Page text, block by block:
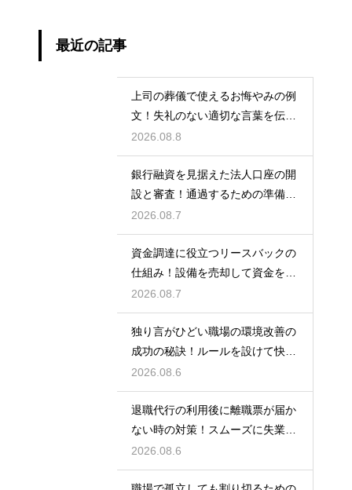
最近の記事
上司の葬儀で使えるお悔やみの例
文！失礼のない適切な言葉を伝え
る例文
2026.08.8
銀行融資を見据えた法人口座の開
設と審査！通過するための準備と
ポイント
2026.08.7
資金調達に役立つリースバックの
仕組み！設備を売却して資金を得
る方法
2026.08.7
独り言がひどい職場の環境改善の
成功の秘訣！ルールを設けて快適
な空間を作る
2026.08.6
退職代行の利用後に離職票が届か
ない時の対策！スムーズに失業保
険をもらう
2026.08.6